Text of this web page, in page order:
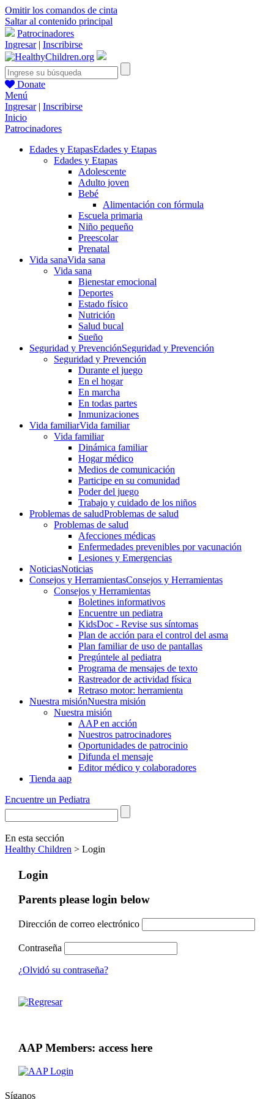
Omitir los comandos de cinta
Saltar al contenido principal
Patrocinadores
Ingresar| Inscribirse
Donate
Menú
Ingresar| Inscribirse
Inicio
Patrocinadores
Edades y EtapasEdades y Etapas
Edades y Etapas
Adolescente
Adulto joven
Bebé
Alimentación con fórmula
Escuela primaria
Niño pequeño
Preescolar
Prenatal
Vida sanaVida sana
Vida sana
Bienestar emocional
Deportes
Estado físico
Nutrición
Salud bucal
Sueño
Seguridad y PrevenciónSeguridad y Prevención
Seguridad y Prevención
Durante el juego
En el hogar
En marcha
En todas partes
Inmunizaciones
Vida familiarVida familiar
Vida familiar
Dinámica familiar
Hogar médico
Medios de comunicación
Participe en su comunidad
Poder del juego
Trabajo y cuidado de los niños
Problemas de saludProblemas de salud
Problemas de salud
Afecciones médicas
Enfermedades prevenibles por vacunación
Lesiones y Emergencias
NoticiasNoticias
Consejos y HerramientasConsejos y Herramientas
Consejos y Herramientas
Boletines informativos
Encuentre un pediatra
KidsDoc - Revise sus síntomas
Plan de acción para el control del asma
Plan familiar de uso de pantallas
Pregúntele al pediatra
Programa de mensajes de texto
Rastre​​ador de activida​d física
Retraso motor: herramienta
Nuestra misiónNuestra misión
Nuestra misión
AAP en acción
Nuestros patrocinadores
Oportunidades de patrocinio
Difunda el mensaje
Editor médico y colaboradores
Tienda aap
Encuentre un Pediatra
En esta sección
Healthy Children > Login
Login
Parents please login below
Dirección de correo electrónico
Contraseña
¿Olvidó su contraseña?
AAP Members: access here
Síganos